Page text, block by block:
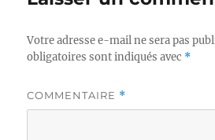
Votre adresse e-mail ne sera pas
obligatoires sont indiqués avec *
COMMENTAIRE *